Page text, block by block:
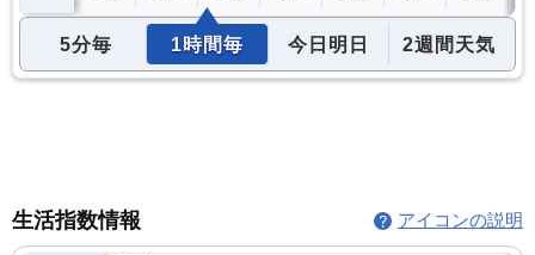
5分毎 1時間毎 今日明日 2週間天気
生活指数情報 アイコンの説明